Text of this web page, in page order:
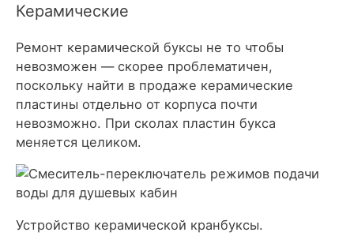
Керамические
Ремонт керамической буксы не то чтобы
невозможен — скорее проблематичен,
поскольку найти в продаже керамические
пластины отдельно от корпуса почти
невозможно. При сколах пластин букса
меняется целиком.
Устройство керамической кранбуксы.